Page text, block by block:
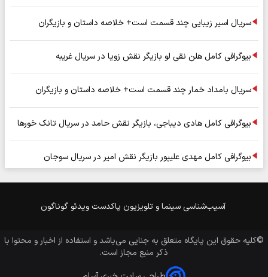
سریال اسیر زیبایی چند قسمت است+ خلاصه داستان و بازیگران
بیوگرافی کامل هلن نقی لو بازیگر نقش زویا در سریال غریبه
سریال بامداد خمار چند قسمت است+ خلاصه داستان و بازیگران
بیوگرافی کامل هادی دیباجی، بازیگر نقش حامد در سریال تانک خورها
بیوگرافی کامل مهدی علیپور بازیگر نقش امیر در سریال سوجان
آسیب‌شناسی سینما و تلویزیون پاکدست ویدئو گوناگون
©کلیه حقوق این پایگاه متعلق به جنایی می‌باشد و استفاده از اخبار و محتوا با
ذکر منبع مجاز است.